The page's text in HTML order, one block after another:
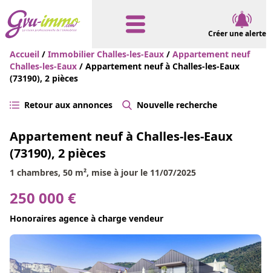
Créer une alerte
Accueil / Immobilier Challes-les-Eaux / Appartement neuf
Challes-les-Eaux / Appartement neuf à Challes-les-Eaux
(73190), 2 pièces
Retour aux annonces Nouvelle recherche
Appartement neuf à Challes-les-Eaux
(73190), 2 pièces
1 chambres, 50 m², mise à jour le 11/07/2025
250 000 €
Honoraires agence à charge vendeur